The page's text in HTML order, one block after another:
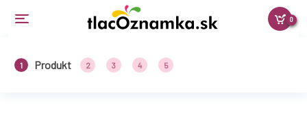
0
1 Produkt 2 3 4 5